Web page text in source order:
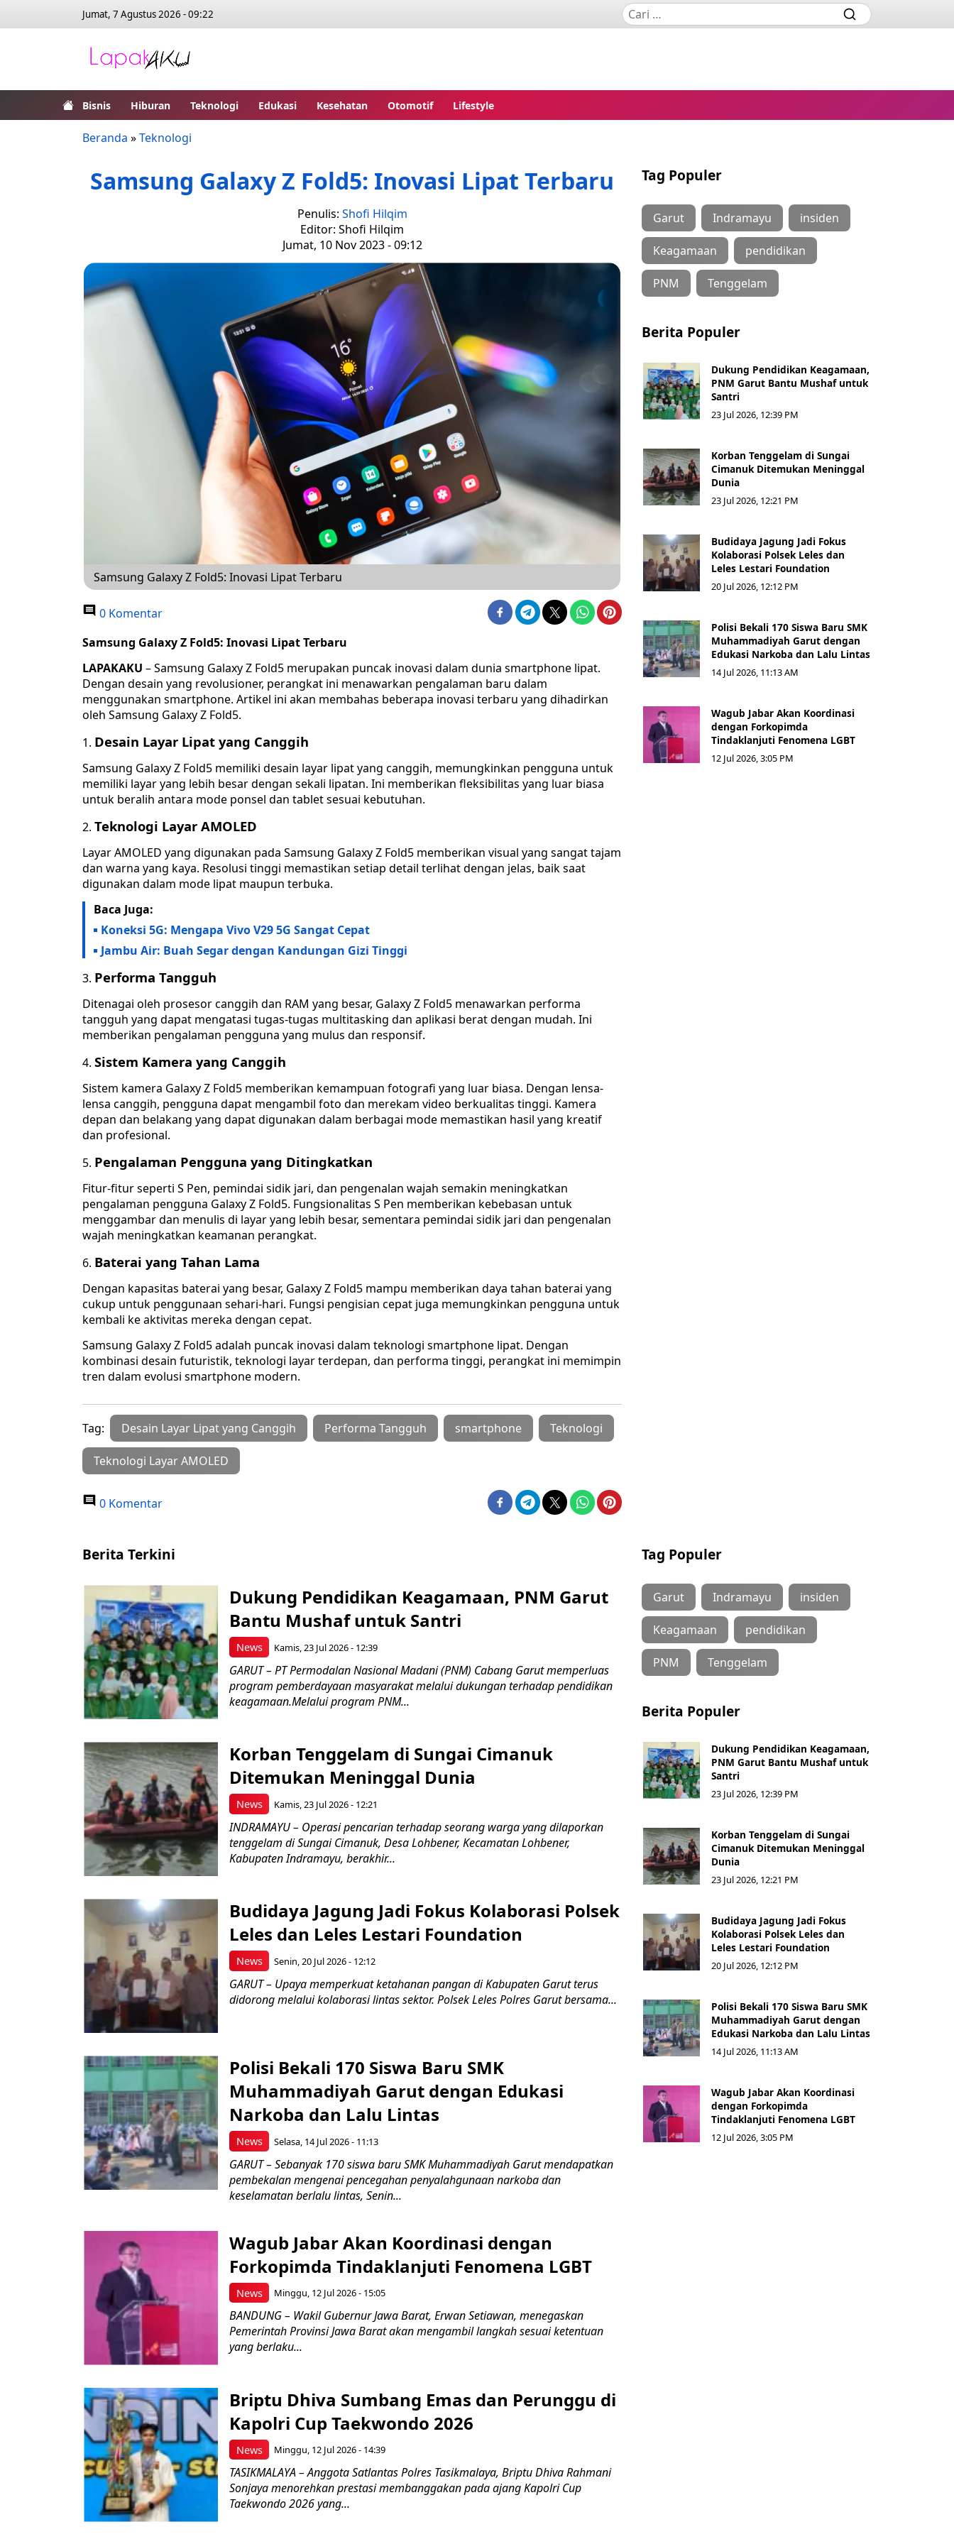
Jumat, 7 Agustus 2026 - 09:22
Bisnis Hiburan Teknologi Edukasi Kesehatan Otomotif Lifestyle
Beranda »Teknologi
Samsung Galaxy Z Fold5: Inovasi Lipat Terbaru
Penulis: Shofi Hilqim
Editor: Shofi Hilqim
Jumat, 10 Nov 2023 - 09:12
Samsung Galaxy Z Fold5: Inovasi Lipat Terbaru
0 Komentar
Samsung Galaxy Z Fold5: Inovasi Lipat Terbaru
LAPAKAKU – Samsung Galaxy Z Fold5 merupakan puncak inovasi dalam dunia smartphone lipat.
Dengan desain yang revolusioner, perangkat ini menawarkan pengalaman baru dalam
menggunakan smartphone. Artikel ini akan membahas beberapa inovasi terbaru yang dihadirkan
oleh Samsung Galaxy Z Fold5.
Desain Layar Lipat yang Canggih
Samsung Galaxy Z Fold5 memiliki desain layar lipat yang canggih, memungkinkan pengguna untuk
memiliki layar yang lebih besar dengan sekali lipatan. Ini memberikan fleksibilitas yang luar biasa
untuk beralih antara mode ponsel dan tablet sesuai kebutuhan.
Teknologi Layar AMOLED
Layar AMOLED yang digunakan pada Samsung Galaxy Z Fold5 memberikan visual yang sangat tajam
dan warna yang kaya. Resolusi tinggi memastikan setiap detail terlihat dengan jelas, baik saat
digunakan dalam mode lipat maupun terbuka.
Baca Juga:
Koneksi 5G: Mengapa Vivo V29 5G Sangat Cepat
Jambu Air: Buah Segar dengan Kandungan Gizi Tinggi
Performa Tangguh
Ditenagai oleh prosesor canggih dan RAM yang besar, Galaxy Z Fold5 menawarkan performa
tangguh yang dapat mengatasi tugas-tugas multitasking dan aplikasi berat dengan mudah. Ini
memberikan pengalaman pengguna yang mulus dan responsif.
Sistem Kamera yang Canggih
Sistem kamera Galaxy Z Fold5 memberikan kemampuan fotografi yang luar biasa. Dengan lensa-
lensa canggih, pengguna dapat mengambil foto dan merekam video berkualitas tinggi. Kamera
depan dan belakang yang dapat digunakan dalam berbagai mode memastikan hasil yang kreatif
dan profesional.
Pengalaman Pengguna yang Ditingkatkan
Fitur-fitur seperti S Pen, pemindai sidik jari, dan pengenalan wajah semakin meningkatkan
pengalaman pengguna Galaxy Z Fold5. Fungsionalitas S Pen memberikan kebebasan untuk
menggambar dan menulis di layar yang lebih besar, sementara pemindai sidik jari dan pengenalan
wajah meningkatkan keamanan perangkat.
Baterai yang Tahan Lama
Dengan kapasitas baterai yang besar, Galaxy Z Fold5 mampu memberikan daya tahan baterai yang
cukup untuk penggunaan sehari-hari. Fungsi pengisian cepat juga memungkinkan pengguna untuk
kembali ke aktivitas mereka dengan cepat.
Samsung Galaxy Z Fold5 adalah puncak inovasi dalam teknologi smartphone lipat. Dengan
kombinasi desain futuristik, teknologi layar terdepan, dan performa tinggi, perangkat ini memimpin
tren dalam evolusi smartphone modern.
Tag: Desain Layar Lipat yang Canggih Performa Tangguh smartphone Teknologi
Teknologi Layar AMOLED
0 Komentar
Tag Populer
Garut Indramayu insiden
Keagamaan pendidikan
PNM Tenggelam
Berita Populer
Dukung Pendidikan Keagamaan,
PNM Garut Bantu Mushaf untuk
Santri
23 Jul 2026, 12:39 PM
Korban Tenggelam di Sungai
Cimanuk Ditemukan Meninggal
Dunia
23 Jul 2026, 12:21 PM
Budidaya Jagung Jadi Fokus
Kolaborasi Polsek Leles dan
Leles Lestari Foundation
20 Jul 2026, 12:12 PM
Polisi Bekali 170 Siswa Baru SMK
Muhammadiyah Garut dengan
Edukasi Narkoba dan Lalu Lintas
14 Jul 2026, 11:13 AM
Wagub Jabar Akan Koordinasi
dengan Forkopimda
Tindaklanjuti Fenomena LGBT
12 Jul 2026, 3:05 PM
Berita Terkini
News
Dukung Pendidikan Keagamaan, PNM Garut
Bantu Mushaf untuk Santri
Kamis, 23 Jul 2026 - 12:39
GARUT – PT Permodalan Nasional Madani (PNM) Cabang Garut memperluas
program pemberdayaan masyarakat melalui dukungan terhadap pendidikan
keagamaan.Melalui program PNM...
News
Korban Tenggelam di Sungai Cimanuk
Ditemukan Meninggal Dunia
Kamis, 23 Jul 2026 - 12:21
INDRAMAYU – Operasi pencarian terhadap seorang warga yang dilaporkan
tenggelam di Sungai Cimanuk, Desa Lohbener, Kecamatan Lohbener,
Kabupaten Indramayu, berakhir...
News
Budidaya Jagung Jadi Fokus Kolaborasi Polsek
Leles dan Leles Lestari Foundation
Senin, 20 Jul 2026 - 12:12
GARUT – Upaya memperkuat ketahanan pangan di Kabupaten Garut terus
didorong melalui kolaborasi lintas sektor. Polsek Leles Polres Garut bersama...
News
Polisi Bekali 170 Siswa Baru SMK
Muhammadiyah Garut dengan Edukasi
Narkoba dan Lalu Lintas
Selasa, 14 Jul 2026 - 11:13
GARUT – Sebanyak 170 siswa baru SMK Muhammadiyah Garut mendapatkan
pembekalan mengenai pencegahan penyalahgunaan narkoba dan
keselamatan berlalu lintas, Senin...
News
Wagub Jabar Akan Koordinasi dengan
Forkopimda Tindaklanjuti Fenomena LGBT
Minggu, 12 Jul 2026 - 15:05
BANDUNG – Wakil Gubernur Jawa Barat, Erwan Setiawan, menegaskan
Pemerintah Provinsi Jawa Barat akan mengambil langkah sesuai ketentuan
yang berlaku...
News
Briptu Dhiva Sumbang Emas dan Perunggu di
Kapolri Cup Taekwondo 2026
Minggu, 12 Jul 2026 - 14:39
TASIKMALAYA – Anggota Satlantas Polres Tasikmalaya, Briptu Dhiva Rahmani
Sonjaya menorehkan prestasi membanggakan pada ajang Kapolri Cup
Taekwondo 2026 yang...
Tag Populer
Garut Indramayu insiden
Keagamaan pendidikan
PNM Tenggelam
Berita Populer
Dukung Pendidikan Keagamaan,
PNM Garut Bantu Mushaf untuk
Santri
23 Jul 2026, 12:39 PM
Korban Tenggelam di Sungai
Cimanuk Ditemukan Meninggal
Dunia
23 Jul 2026, 12:21 PM
Budidaya Jagung Jadi Fokus
Kolaborasi Polsek Leles dan
Leles Lestari Foundation
20 Jul 2026, 12:12 PM
Polisi Bekali 170 Siswa Baru SMK
Muhammadiyah Garut dengan
Edukasi Narkoba dan Lalu Lintas
14 Jul 2026, 11:13 AM
Wagub Jabar Akan Koordinasi
dengan Forkopimda
Tindaklanjuti Fenomena LGBT
12 Jul 2026, 3:05 PM